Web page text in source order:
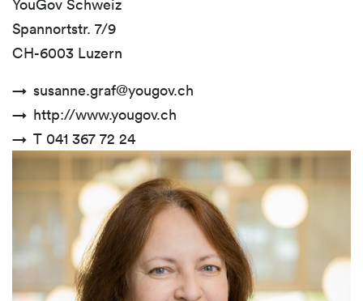
YouGov Schweiz
Spannortstr. 7/9
CH-6003 Luzern
susanne.graf@yougov.ch
http://www.yougov.ch
T 041 367 72 24